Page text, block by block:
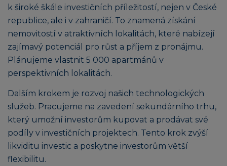
k široké škále investičních příležitostí, nejen v České
republice, ale i v zahraničí. To znamená získání
nemovitostí v atraktivních lokalitách, které nabízejí
zajímavý potenciál pro růst a příjem z pronájmu.
Plánujeme vlastnit 5 000 apartmánů v
perspektivních lokalitách.
Dalším krokem je rozvoj našich technologických
služeb. Pracujeme na zavedení sekundárního trhu,
který umožní investorům kupovat a prodávat své
podíly v investičních projektech. Tento krok zvýší
likviditu investic a poskytne investorům větší
flexibilitu.